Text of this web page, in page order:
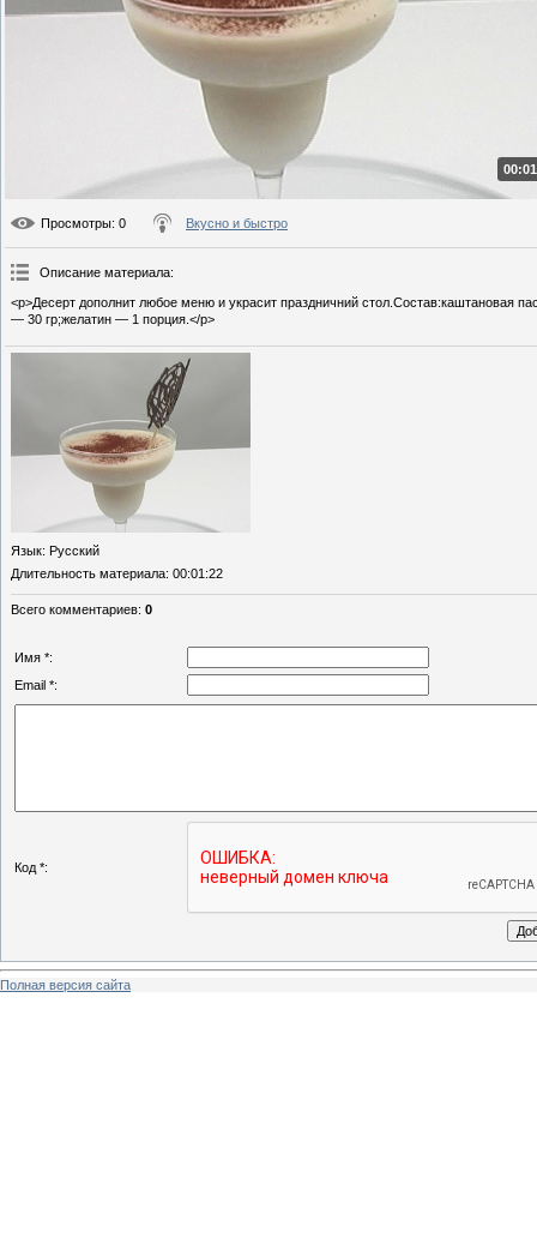
Просмотры: 0 Вкусно и быстро
Описание материала:
<p>Десерт дополнит любое меню и украсит праздничний
— 30 гр;желатин — 1 порция.</p>
Язык: Русский
Длительность материала: 00:01:22
Всего комментариев: 0
Имя *:
Email *:
Код *:
Полная версия сайта